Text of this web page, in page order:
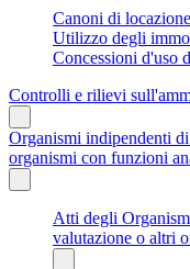
Canoni di
Utilizzo degli
Concessioni d'uso
Controlli e rilievi
Organismi indipendenti
organismi con funzioni
Atti degli
valutazione o altri